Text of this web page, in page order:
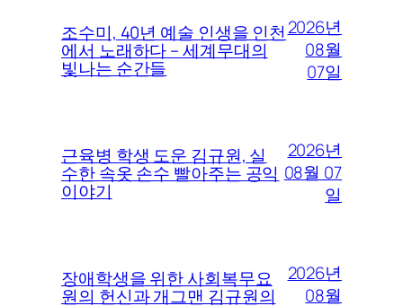
조수미, 40년 예술 인생을 인천
에서 노래하다 – 세계무대의
빛나는 순간들
2026년
08월
07일
근육병 학생 도운 김규원, 실
수한 속옷 손수 빨아주는 공익
이야기
2026년
08월 07
일
장애학생을 위한 사회복무요
원의 헌신과 개그맨 김규원의
2026년
08월